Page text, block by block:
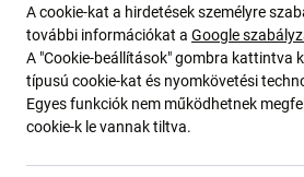
Iratkozzon fel, hogy rendszeresen
ajánlatunkról szóló kedvezményekről és
ennek az űrlapnak a benyújtásával
16 éves vagyok
A cookie-kat a hirdetések személyre
további információkat a Google
A "Cookie-beállítások" gombra kattintva
típusú cookie-kat és nyomkövetési
Egyes funkciók nem működhetnek
cookie-k le vannak tiltva.